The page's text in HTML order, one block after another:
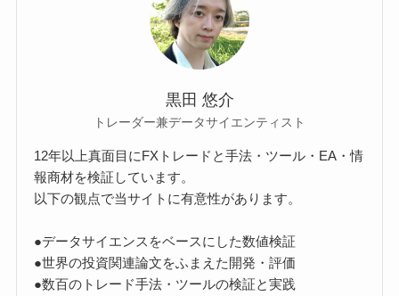
黒田 悠介
トレーダー兼データサイエンティスト
12年以上真面目にFXトレードと手法・ツール・EA・情
報商材を検証しています。
以下の観点で当サイトに有意性があります。
●データサイエンスをベースにした数値検証
●世界の投資関連論文をふまえた開発・評価
●数百のトレード手法・ツールの検証と実践